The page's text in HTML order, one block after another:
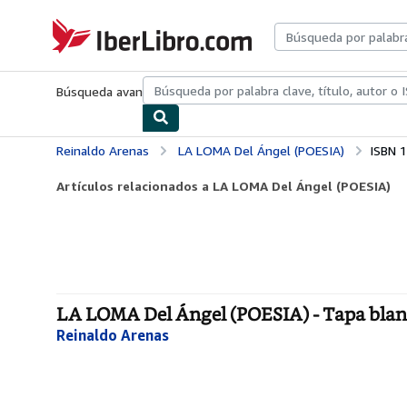
IberLibro.com
Búsqueda avanzadaColecciones Libros antiguosArte y
Reinaldo Arenas LA LOMA Del Ángel (POESIA) ISBN
Artículos relacionados a LA LOMA Del Ángel (POESIA)
LA LOMA Del Ángel (POESIA) - Tapa
Reinaldo Arenas